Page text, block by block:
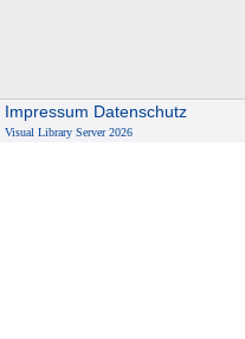
Impressum Datenschutz
Visual Library Server 2026